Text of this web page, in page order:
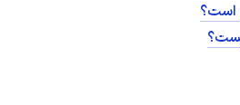
است؟